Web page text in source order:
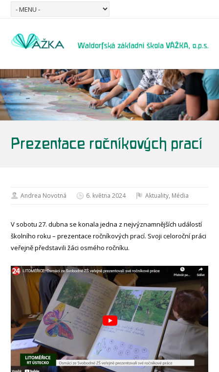
Prezentace ročníkových prací
Andrea Novotná 6. května 2024 Aktuality, Média
V sobotu 27. dubna se konala jedna z nejvýznamnějších událostí
školního roku – prezentace ročníkových prací. Svoji celoroční práci
veřejně představili žáci osmého ročníku.